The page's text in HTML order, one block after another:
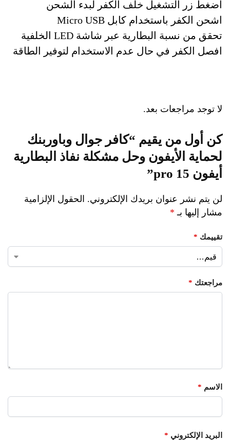
اضغط زر التشغيل خلف الكفر لبدء الشحن
اشحن الكفر باستخدام كابل Micro USB
تحقق من نسبة البطارية عبر شاشة LED الخلفية
افصل الكفر في حال عدم الاستخدام لتوفير الطاقة
لا توجد مراجعات بعد.
كن أول من يقيم “كافر جوال وباوربنك
لحماية الأيفون وحل مشكلة نفاذ البطارية
أيفون 15 pro”
لن يتم نشر عنوان بريدك الإلكتروني. الحقول الإلزامية
مشار إليها بـ *
تقييمك *
مراجعتك *
الاسم *
البريد الإلكتروني *